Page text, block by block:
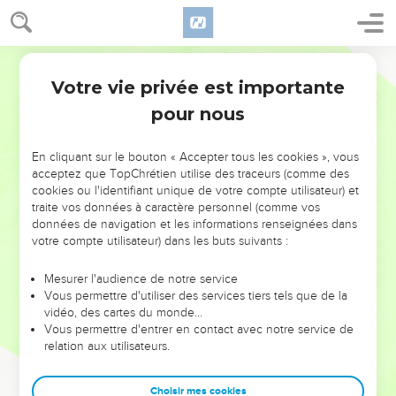
NE MANQUEZ PAS L’ÉVÉNEMENT
DE L’ANNÉE !
ET SI LEURS ERREURS POUVAIENT VOUS ÉVITER LES
VOTRES ?
leur foi ou leur vision. Mais on voit moins les doutes, les erreurs
et les saisons difficiles qu'ils ont traversés, alors même que ce
sont elles qui les ont façonnés.
Dans cette conférence, leaders, entrepreneurs, et responsables
clés pour avancer avec plus de sagesse afin que leurs erreurs
Votre vie privée est importante
pour nous
En cliquant sur le bouton « Accepter tous les cookies », vous
acceptez que TopChrétien utilise des traceurs (comme des
cookies ou l'identifiant unique de votre compte utilisateur) et
traite vos données à caractère personnel (comme vos
données de navigation et les informations renseignées dans
votre compte utilisateur) dans les buts suivants :
Mesurer l'audience de notre service
Vous permettre d'utiliser des services tiers tels que de la
vidéo, des cartes du monde…
Vous permettre d'entrer en contact avec notre service de
relation aux utilisateurs.
Choisir mes cookies